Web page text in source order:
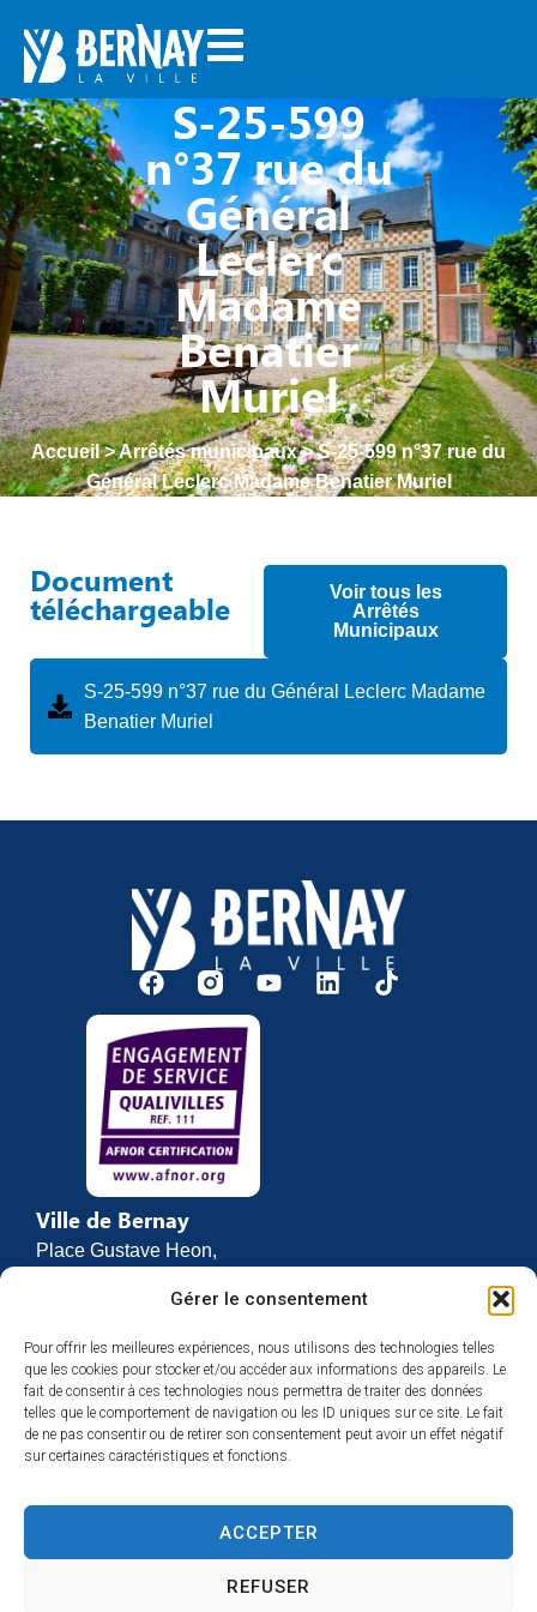
Gérer le consentement
Pour offrir les meilleures expériences, nous utilisons des technologies telles
que les cookies pour stocker et/ou accéder aux informations des appareils. Le
fait de consentir à ces technologies nous permettra de traiter des données
telles que le comportement de navigation ou les ID uniques sur ce site. Le fait
de ne pas consentir ou de retirer son consentement peut avoir un effet négatif
sur certaines caractéristiques et fonctions.
ACCEPTER
REFUSER
S-25-599
n°37 rue du
Général
Leclerc
Madame
Benatier
Muriel
Accueil>Arrêtés municipaux>S-25-599 n°37 rue du
Général Leclerc Madame Benatier Muriel
Document
téléchargeable
Voir tous les
Arrêtés
Municipaux
S-25-599 n°37 rue du Général Leclerc Madame
Benatier Muriel
Ville de Bernay
Place Gustave Heon,
27307 BERNAY
02 32 46 63 00
Contact
Horaires d’ouverture
Du lundi au vendredi :
et de 13h30 à 17h